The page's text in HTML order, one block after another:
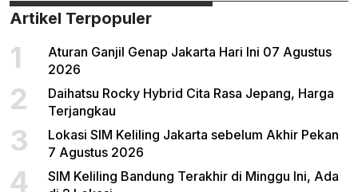
Artikel Terpopuler
1
Aturan Ganjil Genap Jakarta Hari Ini 07 Agustus
2026
2
Daihatsu Rocky Hybrid Cita Rasa Jepang, Harga
Terjangkau
3
Lokasi SIM Keliling Jakarta sebelum Akhir Pekan
7 Agustus 2026
4
SIM Keliling Bandung Terakhir di Minggu Ini, Ada